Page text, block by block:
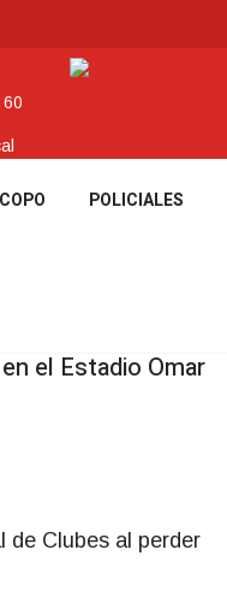
POLICIALES
el Estadio Omar
de Clubes al perder